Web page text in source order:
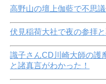
高野山の壇上伽藍で不思
伏見稲荷大社で夜の参拝
識子さんCD川崎大師の護
と諸真言がわかった！